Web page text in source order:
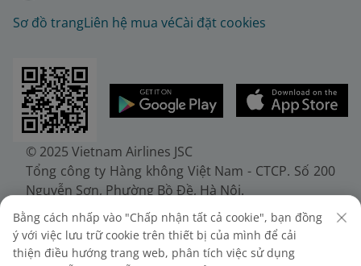
Sơ đồ trangLiên hệ mua véCài đặt cookies
© 2025 Vietnam Airlines JSC
Tổng công ty Hàng không Việt Nam - CTCP. Số 200
Nguyễn Sơn, Phường Bồ Đề, Hà Nội.
Điện thoại: (+84-24) 38272289. Fax: (+84-24)
38722375
Giấy chứng nhận đăng ký doanh nghiệp, mã số
Bằng cách nhấp vào "Chấp nhận tất cả cookie", bạn đồng
ý với việc lưu trữ cookie trên thiết bị của mình để cải
thiện điều hướng trang web, phân tích việc sử dụng